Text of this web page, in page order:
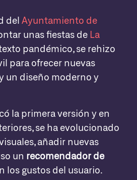
del Ayuntamiento de
unas fiestas de La
pandémico, se rehizo
para ofrecer nuevas
un diseño moderno y
la primera versión y en
se ha evolucionado
añadir nuevas
un recomendador de
los gustos del usuario.